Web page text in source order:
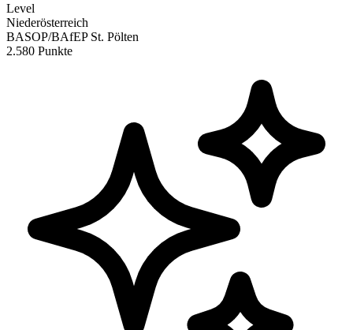
Level
Niederösterreich
BASOP/BAfEP St. Pölten
2.580 Punkte